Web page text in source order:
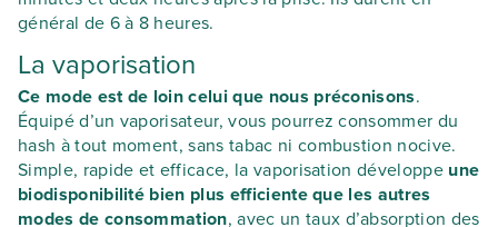
général de 6 à 8 heures.
La vaporisation
Ce mode est de loin celui que nous préconisons.
Équipé d’un vaporisateur, vous pourrez consommer du
hash à tout moment, sans tabac ni combustion nocive.
Simple, rapide et efficace, la vaporisation développe une
biodisponibilité bien plus efficiente que les autres
modes de consommation, avec un taux d’absorption des